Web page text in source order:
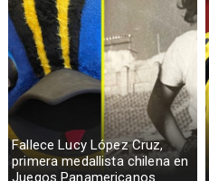
Fallece Lucy López Cruz,
primera medallista chilena en
Juegos Panamericanos